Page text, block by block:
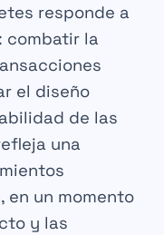
responde a
combatir la
el diseño
de las
una
en un momento
y las